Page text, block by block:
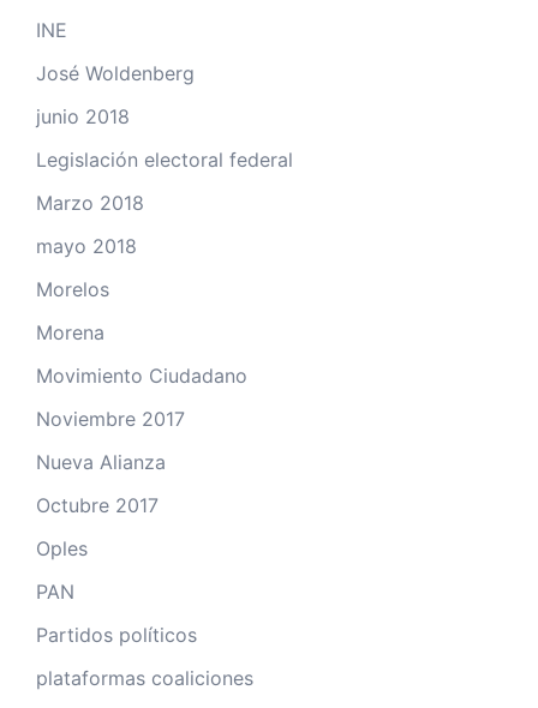
INE
José Woldenberg
junio 2018
Legislación electoral federal
Marzo 2018
mayo 2018
Morelos
Morena
Movimiento Ciudadano
Noviembre 2017
Nueva Alianza
Octubre 2017
Oples
PAN
Partidos políticos
plataformas coaliciones